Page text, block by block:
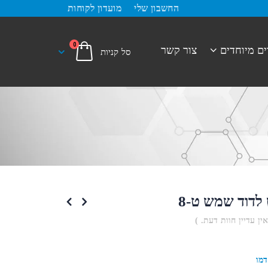
החשבון שלי מועדון לקוחות
מיוחדים צור קשר 0
שמש ט-8
עדיין חוות דעת. )